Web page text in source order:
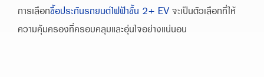
การเลือกซื้อประกันรถยนต์ไฟฟ้าชั้น 2+ EV จะเป็นตัวเลือกที่ให้
ความคุ้มครองที่ครอบคลุมและอุ่นใจอย่างแน่นอน